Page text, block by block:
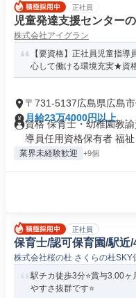
正社員
児童発達支援センター
株式会社アイグラン
【要資格】正社員児童指
心して働ける環境充実★資
〒731-5137広島県広島
月給23万4000円以上
資格 保育士・幼稚園教
導員任用資格保有者 福祉
業界未経験歓迎 +9個
正社員
保育士/認可保育園/駅近
株式会社桜の杜 さくらの杜SKY
駅チカ徒歩3分⭐賞与3.00ヶ
やすさ抜群です⭐